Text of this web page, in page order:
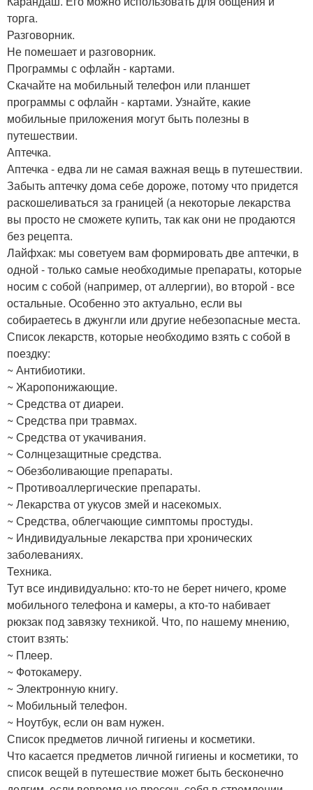
торга.
Разговорник.
Не помешает и разговорник.
Программы с офлайн - картами.
Скачайте на мобильный телефон или планшет
программы с офлайн - картами. Узнайте, какие
мобильные приложения могут быть полезны в
путешествии.
Аптечка.
Аптечка - едва ли не самая важная вещь в путешествии.
Забыть аптечку дома себе дороже, потому что придется
раскошеливаться за границей (а некоторые лекарства
вы просто не сможете купить, так как они не продаются
без рецепта.
Лайфхак: мы советуем вам формировать две аптечки, в
одной - только самые необходимые препараты, которые
носим с собой (например, от аллергии), во второй - все
остальные. Особенно это актуально, если вы
собираетесь в джунгли или другие небезопасные места.
Список лекарств, которые необходимо взять с собой в
поездку:
~ Антибиотики.
~ Жаропонижающие.
~ Средства от диареи.
~ Средства при травмах.
~ Средства от укачивания.
~ Солнцезащитные средства.
~ Обезболивающие препараты.
~ Противоаллергические препараты.
~ Лекарства от укусов змей и насекомых.
~ Средства, облегчающие симптомы простуды.
~ Индивидуальные лекарства при хронических
заболеваниях.
Техника.
Тут все индивидуально: кто-то не берет ничего, кроме
мобильного телефона и камеры, а кто-то набивает
рюкзак под завязку техникой. Что, по нашему мнению,
стоит взять:
~ Плеер.
~ Фотокамеру.
~ Электронную книгу.
~ Мобильный телефон.
~ Ноутбук, если он вам нужен.
Список предметов личной гигиены и косметики.
Что касается предметов личной гигиены и косметики, то
список вещей в путешествие может быть бесконечно